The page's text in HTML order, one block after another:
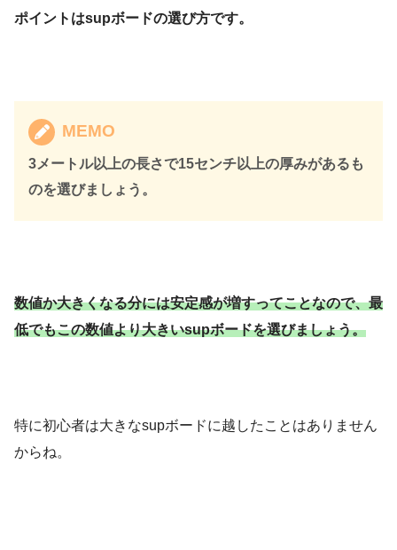
ポイントはsupボードの選び方です。
MEMO
3メートル以上の長さで15センチ以上の厚みがあるも
のを選びましょう。
数値か大きくなる分には安定感が増すってことなので、最
低でもこの数値より大きいsupボードを選びましょう。
特に初心者は大きなsupボードに越したことはありません
からね。